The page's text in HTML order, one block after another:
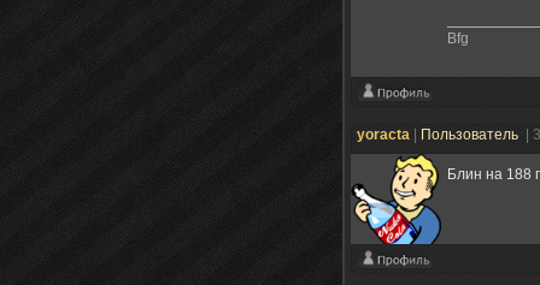
Bfg
yoracta Пользователь |
Блин на 188